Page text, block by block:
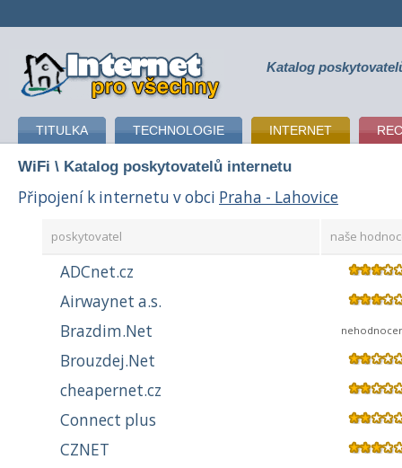
připojení k internetu Katalog
TITULKA TECHNOLOGIE INTERNET
WiFi \ Katalog poskytovatelů internetu
Připojení k internetu v obci Praha - Lahovice
poskytovatel naše
ADCnet.cz
Airwaynet a.s.
Brazdim.Net
Brouzdej.Net
cheapernet.cz
Connect plus
CZNET